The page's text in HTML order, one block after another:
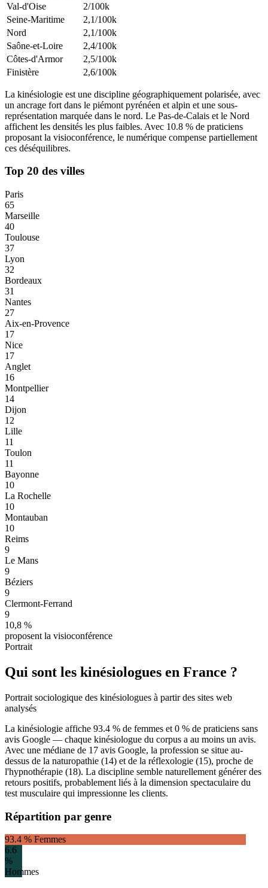
Val-d'Oise
2/100k
Seine-Maritime
2,1/100k
Nord
2,1/100k
Saône-et-Loire
2,4/100k
Côtes-d'Armor
2,5/100k
Finistère
2,6/100k
La kinésiologie est une discipline géographiquement polarisée, avec
un ancrage fort dans le piémont pyrénéen et alpin et une sous-
représentation marquée dans le nord. Le Pas-de-Calais et le Nord
affichent les densités les plus faibles. Avec 10.8 % de praticiens
proposant la visioconférence, le numérique compense partiellement
ces déséquilibres.
Top 20 des villes
Paris
65
Marseille
40
Toulouse
37
Lyon
32
Bordeaux
31
Nantes
27
Aix-en-Provence
17
Nice
17
Anglet
16
Montpellier
14
Dijon
12
Lille
11
Toulon
11
Bayonne
10
La Rochelle
10
Montauban
10
Reims
9
Le Mans
9
Béziers
9
Clermont-Ferrand
9
10,8 %
proposent la visioconférence
Portrait
Qui sont les kinésiologues en France ?
Portrait sociologique des kinésiologues à partir des sites web
analysés
La kinésiologie affiche 93.4 % de femmes et 0 % de praticiens sans
avis Google — chaque kinésiologue du corpus a au moins un avis.
Avec une médiane de 17 avis Google, la profession se situe au-
dessus de la naturopathie (14) et de la réflexologie (15), proche de
l'hypnothérapie (18). La discipline semble naturellement générer des
retours positifs, probablement liés à la dimension spectaculaire du
test musculaire qui impressionne les clients.
Répartition par genre
93.4 % Femmes
6.6
%
Hommes